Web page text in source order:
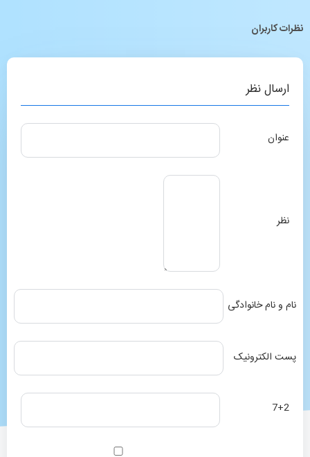
نظرات کاربران
ارسال نظر
عنوان
نظر
نام و نام خانوادگی
پست الکترونیک
7+2